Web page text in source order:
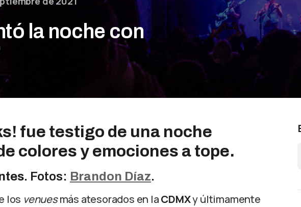
la noche con
fue testigo de una noche
colores y emociones a tope.
. Fotos: Brandon Díaz.
los venuesmás atesorados en laCDMXy últimamente